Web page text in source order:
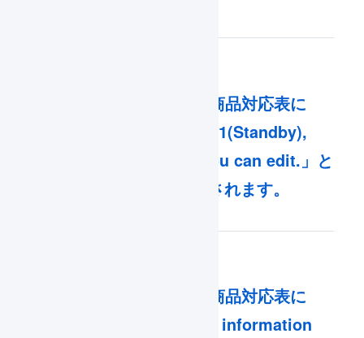
Qoo10との連携で商品対応表に
「[Trade Status] S1(Standby),
S2(Active) only you can edit.」と
いうエラーが表示されます。
Qoo10との連携で商品対応表に
「Fail to find Item information